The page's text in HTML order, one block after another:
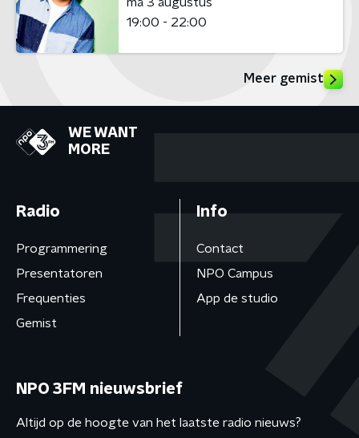
19:00 - 22:00
Meer gemist
WE WANT
MORE
Radio
Programmering
Presentatoren
Frequenties
Gemist
Info
Contact
NPO Campus
App de studio
NPO 3FM nieuwsbrief
Altijd op de hoogte van het laatste radio nieuws?